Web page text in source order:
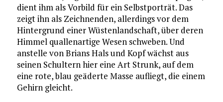
dient ihm als Vorbild für ein Selbstporträt. Das
zeigt ihn als Zeichnenden, allerdings vor dem
Hintergrund einer Wüstenlandschaft, über deren
Himmel quallenartige Wesen schweben. Und
anstelle von Brians Hals und Kopf wächst aus
seinen Schultern hier eine Art Strunk, auf dem
eine rote, blau geäderte Masse aufliegt, die einem
Gehirn gleicht.